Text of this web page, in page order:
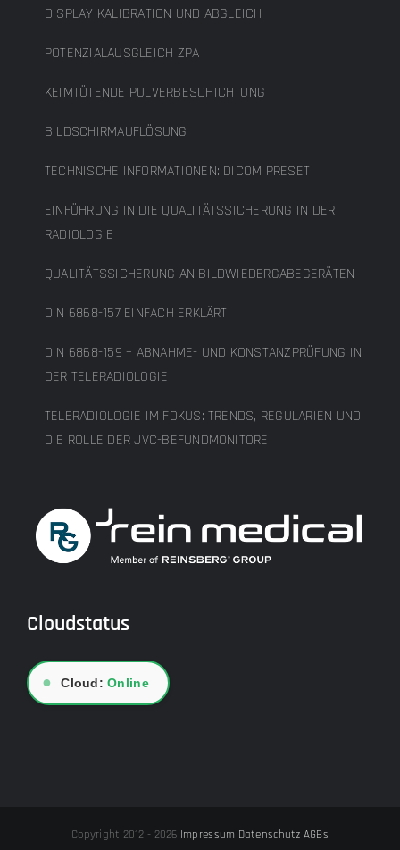
DISPLAY KALIBRATION UND ABGLEICH
POTENZIALAUSGLEICH ZPA
KEIMTÖTENDE PULVERBESCHICHTUNG
BILDSCHIRMAUFLÖSUNG
TECHNISCHE INFORMATIONEN: DICOM PRESET
EINFÜHRUNG IN DIE QUALITÄTSSICHERUNG IN DER
RADIOLOGIE
QUALITÄTSSICHERUNG AN BILDWIEDERGABEGERÄTEN
DIN 6868-157 EINFACH ERKLÄRT
DIN 6868-159 – ABNAHME- UND KONSTANZPRÜFUNG IN
DER TELERADIOLOGIE
TELERADIOLOGIE IM FOKUS: TRENDS, REGULARIEN UND
DIE ROLLE DER JVC-BEFUNDMONITORE
Cloudstatus
● Cloud:Online
Copyright 2012 - 2026 Impressum Datenschutz AGBs